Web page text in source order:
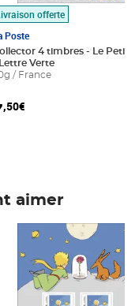
au panier
offerte
Poste
4 timbres - Le Petit
Verte
/ France
,50€
aimer
7,50€